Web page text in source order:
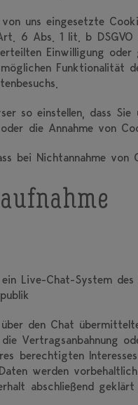
uns eingesetzte
6 Abs. 1 lit. b
erteilten Einwilligung
Funktionalität
so einstellen, dass
die Annahme von
bei Nichtannahme von
Live-Chat-System
den Chat
Vertragsanbahnung
berechtigten
werden
abschließend geklärt